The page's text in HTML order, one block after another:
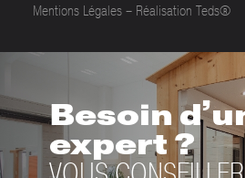
Mentions Légales– Réalisation Teds®
Besoin
expert ?